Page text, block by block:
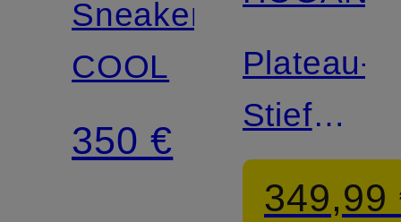
Sneaker
COOL
350 €
Plateau-
Stiefel
H700
349,99